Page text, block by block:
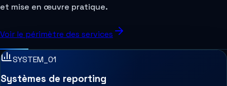
et mise en œuvre pratique.
Voir le périmètre des services
SYSTEM_01
Systèmes de reporting